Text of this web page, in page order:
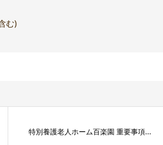
む)
特別養護老人ホーム百楽園 重要事項...